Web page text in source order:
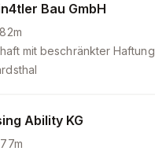
Bau GmbH
mit beschränkter Haftung
Ability KG